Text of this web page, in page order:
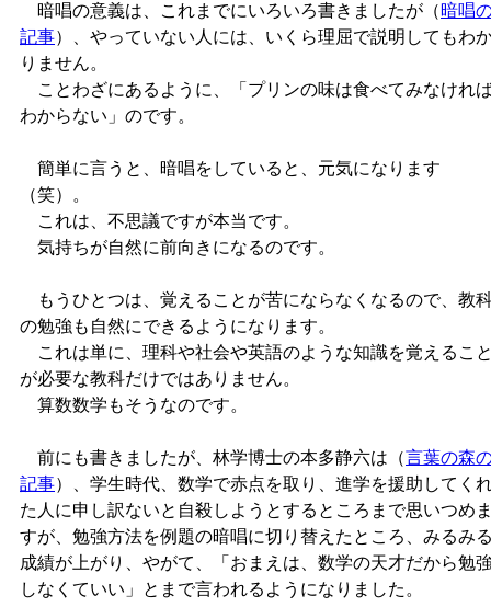
暗唱の意義は、これまでにいろいろ書きましたが（暗唱
記事）、やっていない人には、いくら理屈で説明してもわ
りません。
ことわざにあるように、「プリンの味は食べてみなけれ
わからない」のです。
簡単に言うと、暗唱をしていると、元気になります
（笑）。
これは、不思議ですが本当です。
気持ちが自然に前向きになるのです。
もうひとつは、覚えることが苦にならなくなるので、教
の勉強も自然にできるようになります。
これは単に、理科や社会や英語のような知識を覚えるこ
が必要な教科だけではありません。
算数数学もそうなのです。
前にも書きましたが、林学博士の本多静六は（言葉の森
記事）、学生時代、数学で赤点を取り、進学を援助してく
た人に申し訳ないと自殺しようとするところまで思いつめ
すが、勉強方法を例題の暗唱に切り替えたところ、みるみ
成績が上がり、やがて、「おまえは、数学の天才だから勉
しなくていい」とまで言われるようになりました。